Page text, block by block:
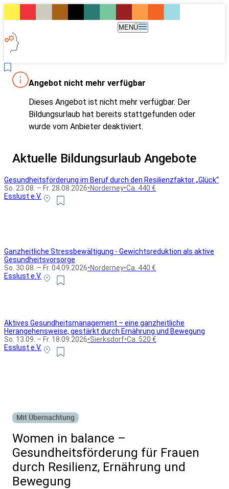
MENÜ
Angebot nicht mehr verfügbar
Dieses Angebot ist nicht mehr verfügbar. Der
Bildungsurlaub hat bereits stattgefunden oder
wurde vom Anbieter deaktiviert.
Aktuelle Bildungsurlaub Angebote
Gesundheitsförderung im Beruf durch den Resilienzfaktor „Glück“
So. 23.08. – Fr. 28.08.2026•Norderney•Ca. 440 €
Esslust e.V.
Ganzheitliche Stressbewältigung - Gewichtsreduktion als aktive
Gesundheitsvorsorge
So. 30.08. – Fr. 04.09.2026•Norderney•Ca. 440 €
Esslust e.V.
Aktives Gesundheitsmanagement – eine ganzheitliche
Herangehensweise, gestärkt durch Ernährung und Bewegung
So. 13.09. – Fr. 18.09.2026•Sierksdorf•Ca. 520 €
Esslust e.V.
Mit Übernachtung
Women in balance –
Gesundheitsförderung für Frauen
durch Resilienz, Ernährung und
Bewegung